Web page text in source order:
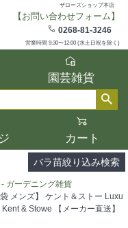
ザローズショップ本店
【お問い合わせフォーム】
0268-81-3246
営業時間 9:30〜12:00 (水土日祝を除く)
園芸雑貨
カート
バラ苗絞り込み検索
て絞り込み検索が可能
該当する品種のみ検索
ランドなどは1つずつ選
ガーデニング雑貨
メンズ】 ケント＆ストー Luxu
& Stowe 【メーカー直送】